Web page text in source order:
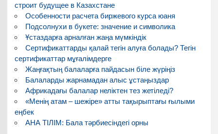
строит будущее в Казахстане
Особенности расчета биржевого курса юаня
Подсолнухи в букете: значение и символика
Ұстаздарға арналған жаңа мүмкіндік
Сертификаттарды қалай тегін алуға болады? Тегін
сертификаттар мұғалімдерге
Жаңғақтың балаларға пайдасын біле жүріңіз
Балаларды жарнамадан алыс ұстаңыздар
Африкадағы балалар неліктен тез жетіледі?
«Менің атам – шежіре» атты тақырыптағы ғылыми
еңбек
АНА ТІЛІМ: Бала тәрбиесіндегі орны